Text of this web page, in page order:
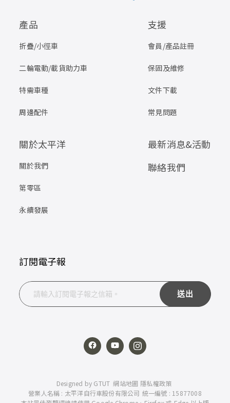
產品
折疊/小徑車
二輪電動/載貨助力車
特需車種
周邊配件
支援
會員/產品註冊
保固及維修
文件下載
常見問題
關於太平洋
關於我們
第零區
永續發展
最新消息&活動
聯絡我們
訂閱電子報
送出
Designed by GTUT 網站地圖 隱私權政策
營業人名稱 : 太平洋自行車股份有限公司 統一編號 : 15877008